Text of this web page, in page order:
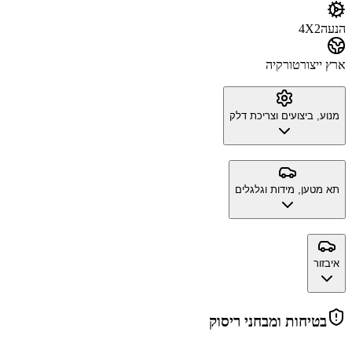
הנעה4X2
ארץ ייצורטורקיה
מנוע, ביצועים וצריכת דלק
תא מטען, מידות וגלגלים
איבזור
בטיחות ומבחני ריסוק